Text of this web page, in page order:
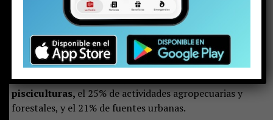
Es importante señalar que al lago Villarrica ingresan
aproximadamente 270 toneladas de fósforo al año.
ese total, un 52% corresponde a aportes de origen
natural y un 48% a fuentes de origen antrópico.
Dentro de estas últimas, el 54% proviene de las
pisciculturas, el 25% de actividades agropecuarias y
forestales, y el 21% de fuentes urbanas.